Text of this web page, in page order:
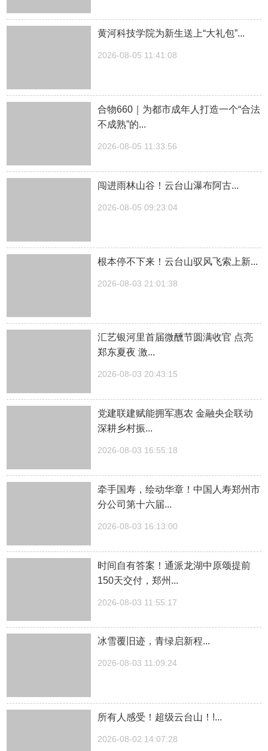
黄河科技学院为新生送上“大礼包”...
2026-08-05 11:41:08
合物660｜为都市成年人打造一个“合法
不成熟”的...
2026-08-05 11:33:56
闯进雨林山谷！云台山瀑布阿古...
2026-08-05 09:23:04
根本停不下来！云台山驭风飞索上新...
2026-08-03 21:01:38
汇艺银河里首届微醺节圆满收官 点亮
郑东夏夜 激...
2026-08-03 20:43:15
党建联建赋能拥军惠农 金融央企联动
深耕乡村振...
2026-08-03 16:55:18
牵手国寿，绘动华章！中国人寿郑州市
分公司第十六届...
2026-08-03 16:13:00
时间自有答案！通派龙湖中原颂提前
150天交付，郑州...
2026-08-03 11:55:17
冰雪覆旧迹，青绿启新程...
2026-08-03 11:09:24
所有人感受！超级云台山！!...
2026-08-02 14:07:28